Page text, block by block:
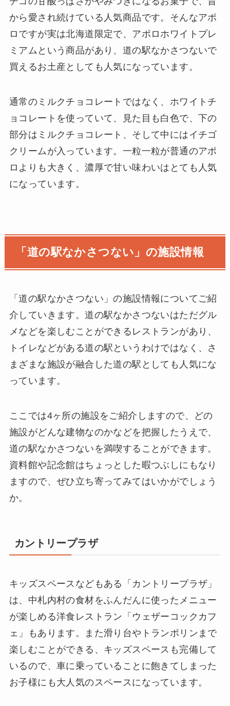
から愛され続けている人気商品です。そんなアポ
ロですが実は北海道限定で、アポロホワイトプレ
ミアムという商品があり、道の駅なかさつないで
買えるお土産としても人気になっています。
通常のミルクチョコレートではなく、ホワイトチ
ョコレートを使っていて、見た目も白色で、下の
部分はミルクチョコレート、そして中にはイチゴ
クリームが入っています。一粒一粒が普通のアポ
ロよりも大きく、濃厚で甘い味わいはとても人気
になっています。
「道の駅なかさつない」の施設情報
「道の駅なかさつない」の施設情報についてご紹
介していきます。道の駅なかさつないはただグル
メなどを楽しむことができるレストランがあり、
トイレなどがある道の駅というわけではなく、さ
まざまな施設が融合した道の駅としても人気にな
っています。
ここでは4ヶ所の施設をご紹介しますので、どの
施設がどんな建物なのかなどを把握したうえで、
道の駅なかさつないを満喫することができます。
資料館や記念館はちょっとした暇つぶしにもなり
ますので、ぜひ立ち寄ってみてはいかがでしょう
か。
カントリープラザ
キッズスペースなどもある「カントリープラザ」
は、中札内村の食材をふんだんに使ったメニュー
が楽しめる洋食レストラン「ウェザーコックカフ
ェ」もあります。また滑り台やトランポリンまで
楽しむことができる、キッズスペースも完備して
いるので、車に乗っていることに飽きてしまった
お子様にも大人気のスペースになっています。